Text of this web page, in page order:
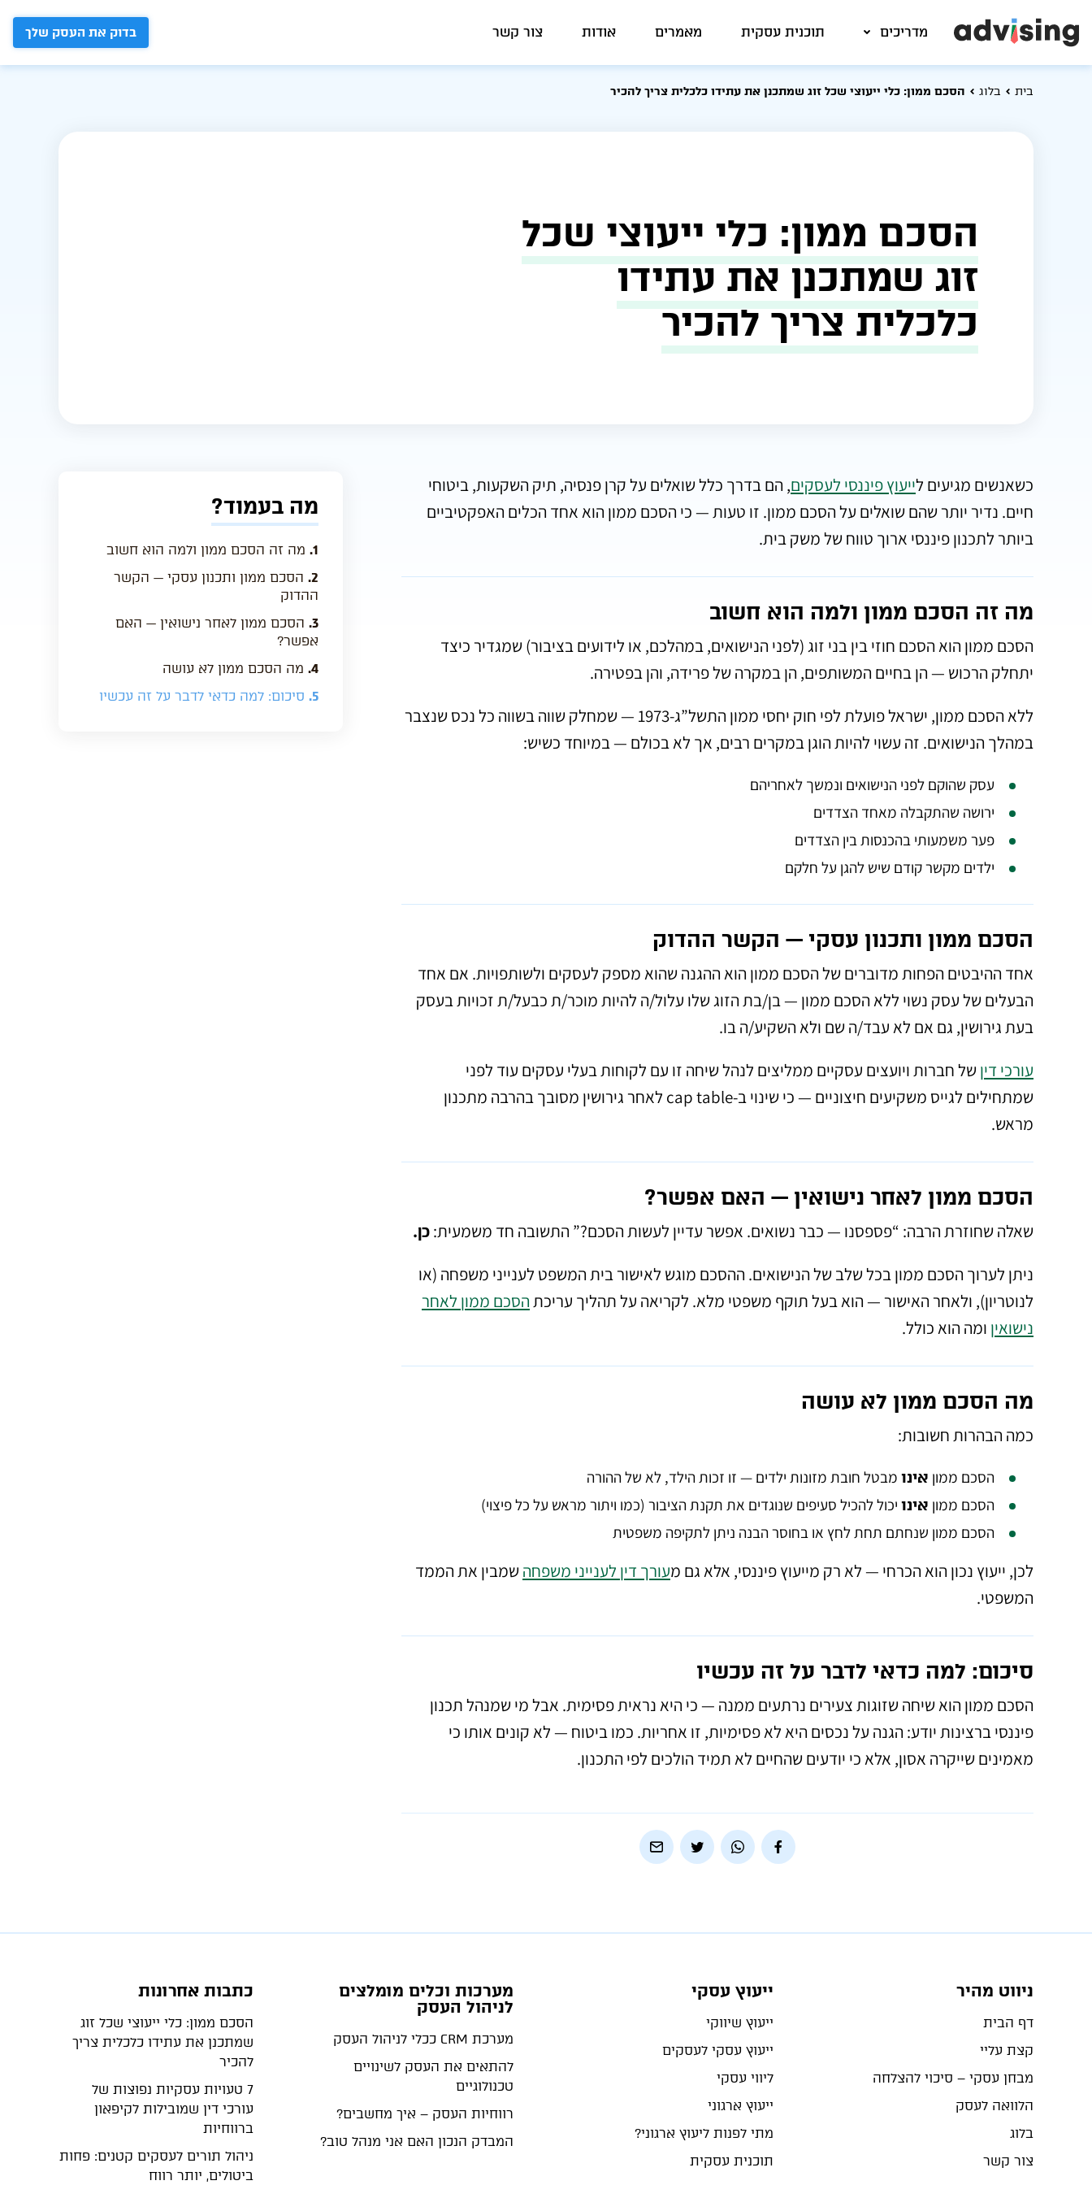
מדריכים תוכנית עסקית מאמרים אודות צור קשר בדוק את העסק שלך
בית בלוג הסכם ממון: כלי ייעוצי שכל זוג שמתכנן את עתידו כלכלית צריך להכיר
הסכם ממון: כלי ייעוצי שכל
זוג שמתכנן את עתידו
כלכלית צריך להכיר
כשאנשים מגיעים לייעוץ פיננסי לעסקים, הם בדרך כלל שואלים על קרן פנסיה, תיק השקעות, ביטוחי
חיים. נדיר יותר שהם שואלים על הסכם ממון. זו טעות — כי הסכם ממון הוא אחד הכלים האפקטיביים
ביותר לתכנון פיננסי ארוך טווח של משק בית.
מה זה הסכם ממון ולמה הוא חשוב
הסכם ממון הוא הסכם חוזי בין בני זוג (לפני הנישואים, במהלכם, או לידועים בציבור) שמגדיר כיצד
יתחלק הרכוש — הן בחיים המשותפים, הן במקרה של פרידה, והן בפטירה.
ללא הסכם ממון, ישראל פועלת לפי חוק יחסי ממון התשל”ג-1973 — שמחלק שווה בשווה כל נכס שנצבר
במהלך הנישואים. זה עשוי להיות הוגן במקרים רבים, אך לא בכולם — במיוחד כשיש:
עסק שהוקם לפני הנישואים ונמשך לאחריהם
ירושה שהתקבלה מאחד הצדדים
פער משמעותי בהכנסות בין הצדדים
ילדים מקשר קודם שיש להגן על חלקם
הסכם ממון ותכנון עסקי — הקשר ההדוק
אחד ההיבטים הפחות מדוברים של הסכם ממון הוא ההגנה שהוא מספק לעסקים ולשותפויות. אם אחד
הבעלים של עסק נשוי ללא הסכם ממון — בן/בת הזוג שלו עלול/ה להיות מוכר/ת כבעל/ת זכויות בעסק
בעת גירושין, גם אם לא עבד/ה שם ולא השקיע/ה בו.
עורכי דין של חברות ויועצים עסקיים ממליצים לנהל שיחה זו עם לקוחות בעלי עסקים עוד לפני
שמתחילים לגייס משקיעים חיצוניים — כי שינוי ב-cap table לאחר גירושין מסובך בהרבה מתכנון
מראש.
הסכם ממון לאחר נישואין — האם אפשר?
שאלה שחוזרת הרבה: “פספסנו — כבר נשואים. אפשר עדיין לעשות הסכם?” התשובה חד משמעית:כן.
ניתן לערוך הסכם ממון בכל שלב של הנישואים. ההסכם מוגש לאישור בית המשפט לענייני משפחה (או
לנוטריון), ולאחר האישור — הוא בעל תוקף משפטי מלא. לקריאה על תהליך עריכתהסכם ממון לאחר
נישואין ומה הוא כולל.
מה הסכם ממון לא עושה
כמה הבהרות חשובות:
הסכם ממון אינו מבטל חובת מזונות ילדים — זו זכות הילד, לא של ההורה
הסכם ממון אינו יכול להכיל סעיפים שנוגדים את תקנת הציבור (כמו ויתור מראש על כל פיצוי)
הסכם ממון שנחתם תחת לחץ או בחוסר הבנה ניתן לתקיפה משפטית
לכן, ייעוץ נכון הוא הכרחי — לא רק מייעוץ פיננסי, אלא גם מעורך דין לענייני משפחה שמבין את הממד
המשפטי.
סיכום: למה כדאי לדבר על זה עכשיו
הסכם ממון הוא שיחה שזוגות צעירים נרתעים ממנה — כי היא נראית פסימית. אבל מי שמנהל תכנון
פיננסי ברצינות יודע: הגנה על נכסים היא לא פסימיות, זו אחריות. כמו ביטוח — לא קונים אותו כי
מאמינים שייקרה אסון, אלא כי יודעים שהחיים לא תמיד הולכים לפי התכנון.
מה בעמוד?
1. מה זה הסכם ממון ולמה הוא חשוב
2. הסכם ממון ותכנון עסקי — הקשר
ההדוק
3. הסכם ממון לאחר נישואין — האם
אפשר?
4. מה הסכם ממון לא עושה
5. סיכום: למה כדאי לדבר על זה עכשיו
ניווט מהיר
דף הבית
קצת עליי
מבחן עסקי – סיכוי להצלחה
הלוואה לעסק
בלוג
צור קשר
ייעוץ עסקי
ייעוץ שיווקי
ייעוץ עסקי לעסקים
ליווי עסקי
ייעוץ ארגוני
מתי לפנות ליעוץ ארגוני?
תוכנית עסקית
מערכות וכלים מומלצים
לניהול העסק
מערכת CRM ככלי לניהול העסק
להתאים את העסק לשינויים
טכנולוגיים
רווחיות העסק – איך מחשבים?
המבדק הנכון האם אני מנהל טוב?
כתבות אחרונות
הסכם ממון: כלי ייעוצי שכל זוג
שמתכנן את עתידו כלכלית צריך
להכיר
7 טעויות עסקיות נפוצות של
עורכי דין שמובילות לקיפאון
ברווחיות
ניהול תורים לעסקים קטנים: פחות
ביטולים, יותר רווח